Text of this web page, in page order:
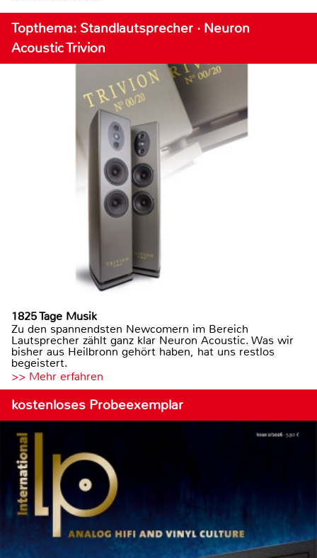
Topthema: Standlautsprecher · Neuron
Acoustic Trivion
1825 Tage Musik
Zu den spannendsten Newcomern im Bereich
Lautsprecher zählt ganz klar Neuron Acoustic. Was wir
bisher aus Heilbronn gehört haben, hat uns restlos
begeistert.
>> Mehr erfahren
kostenloses Probeexemplar